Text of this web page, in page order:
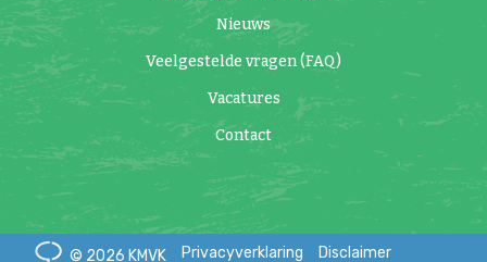
Nieuws
Veelgestelde vragen (FAQ)
Vacatures
Contact
© 2026 KMVK Privacyverklaring Disclaimer